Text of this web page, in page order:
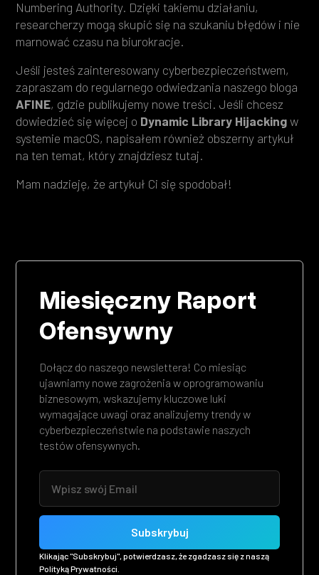
Numbering Authority. Dzięki takiemu działaniu,
researcherzy mogą skupić się na szukaniu błędów i nie
marnować czasu na biurokracje.
Jeśli jesteś zainteresowany cyberbezpieczeństwem,
zapraszam do regularnego odwiedzania naszego bloga
AFINE, gdzie publikujemy nowe treści. Jeśli chcesz
dowiedzieć się więcej o Dynamic Library Hijackingw
systemie macOS, napisałem również obszerny artykuł
na ten temat, który znajdziesz tutaj.
Mam nadzieję, że artykuł Ci się spodobał!
Miesięczny Raport
Ofensywny
Dołącz do naszego newslettera! Co miesiąc
ujawniamy nowe zagrożenia w oprogramowaniu
biznesowym, wskazujemy kluczowe luki
wymagające uwagi oraz analizujemy trendy w
cyberbezpieczeństwie na podstawie naszych
testów ofensywnych.
Klikając "Subskrybuj", potwierdzasz, że zgadzasz się z naszą
Polityką Prywatności.